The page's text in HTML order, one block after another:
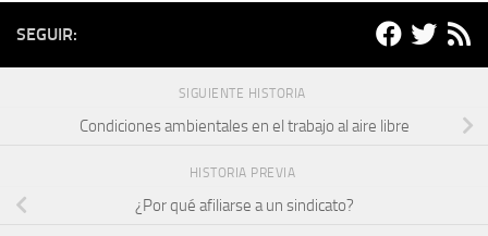
SEGUIR:
SIGUIENTE HISTORIA
Condiciones ambientales en el trabajo al aire libre
HISTORIA PREVIA
¿Por qué afiliarse a un sindicato?